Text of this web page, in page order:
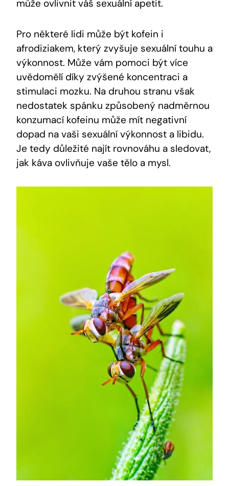
může ovlivnit váš sexuální apetit.
Pro některé lidi může být kofein i
afrodiziakem, který zvyšuje sexuální touhu a
výkonnost. Může vám pomoci být více
uvědomělí díky zvýšené koncentraci a
stimulaci mozku. Na druhou stranu však
nedostatek spánku způsobený nadměrnou
konzumací kofeinu může mít negativní
dopad na vaši sexuální výkonnost a libidu.
Je tedy důležité najít rovnováhu a sledovat,
jak káva ovlivňuje vaše tělo a mysl.